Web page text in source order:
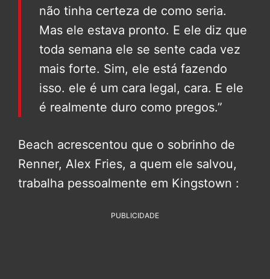
não tinha certeza de como seria.
Mas ele estava pronto. E ele diz que
toda semana ele se sente cada vez
mais forte. Sim, ele está fazendo
isso. ele é um cara legal, cara. E ele
é realmente duro como pregos.”
Beach acrescentou que o sobrinho de
Renner, Alex Fries, a quem ele salvou,
trabalha pessoalmente em Kingstown :
PUBLICIDADE